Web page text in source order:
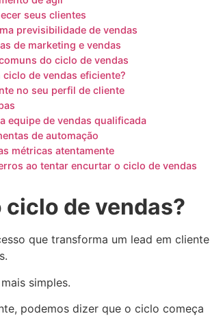
seus clientes
previsibilidade de vendas
de marketing e vendas
do ciclo de vendas
de vendas eficiente?
no seu perfil de cliente
equipe de vendas qualificada
de automação
métricas atentamente
ao tentar encurtar o ciclo de vendas
ciclo de vendas?
que transforma um lead em cliente
simples.
podemos dizer que o ciclo começa